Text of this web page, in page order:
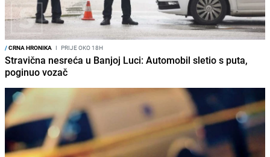
/CRNA HRONIKA I PRIJE OKO 18H
Stravična nesreća u Banjoj Luci: Automobil sletio s puta,
poginuo vozač